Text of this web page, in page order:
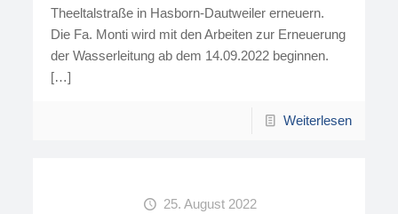
Theeltalstraße in Hasborn-Dautweiler erneuern.
Die Fa. Monti wird mit den Arbeiten zur Erneuerung
der Wasserleitung ab dem 14.09.2022 beginnen.
[…]
Weiterlesen
25. August 2022